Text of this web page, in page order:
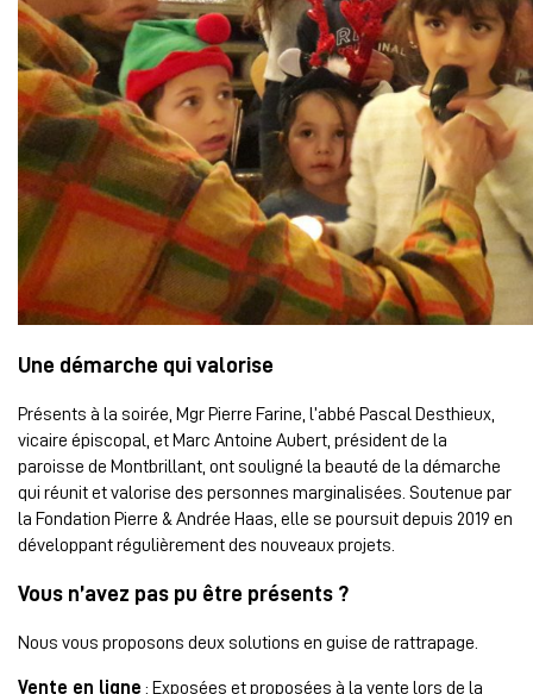
Une démarche qui valorise
Présents à la soirée, Mgr Pierre Farine, l’abbé Pascal Desthieux,
vicaire épiscopal, et Marc Antoine Aubert, président de la
paroisse de Montbrillant, ont souligné la beauté de la démarche
qui réunit et valorise des personnes marginalisées. Soutenue par
la Fondation Pierre & Andrée Haas, elle se poursuit depuis 2019 en
développant régulièrement des nouveaux projets.
Vous n’avez pas pu être présents ?
Nous vous proposons deux solutions en guise de rattrapage.
Vente en ligne : Exposées et proposées à la vente lors de la